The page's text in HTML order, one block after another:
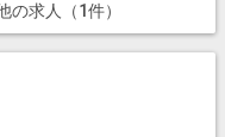
の求人（1件）